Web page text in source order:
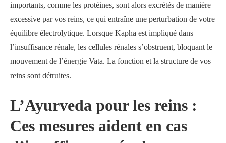
importants, comme les protéines, sont alors excrétés de manière
excessive par vos reins, ce qui entraîne une perturbation de votre
équilibre électrolytique. Lorsque Kapha est impliqué dans
l’insuffisance rénale, les cellules rénales s’obstruent, bloquant le
mouvement de l’énergie Vata. La fonction et la structure de vos
reins sont détruites.
L’Ayurveda pour les reins :
Ces mesures aident en cas